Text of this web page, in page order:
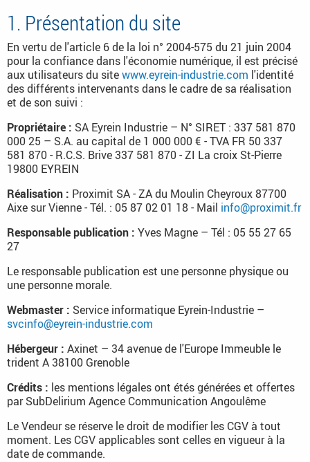
1. Présentation du site
En vertu de l'article 6 de la loi n° 2004-575 du 21 juin 2004
pour la confiance dans l'économie numérique, il est précisé
aux utilisateurs du sitewww.eyrein-industrie.com l'identité
des différents intervenants dans le cadre de sa réalisation
et de son suivi :
Propriétaire : SA Eyrein Industrie – N° SIRET : 337 581 870
000 25 – S.A. au capital de 1 000 000 € - TVA FR 50 337
581 870 - R.C.S. Brive 337 581 870 - ZI La croix St-Pierre
19800 EYREIN
Réalisation : Proximit SA - ZA du Moulin Cheyroux 87700
Aixe sur Vienne - Tél. : 05 87 02 01 18 - Mail info@proximit.fr
Responsable publication : Yves Magne – Tél : 05 55 27 65
27
Le responsable publication est une personne physique ou
une personne morale.
Webmaster : Service informatique Eyrein-Industrie –
svcinfo@eyrein-industrie.com
Hébergeur : Axinet – 34 avenue de l'Europe Immeuble le
trident A 38100 Grenoble
Crédits : les mentions légales ont étés générées et offertes
par SubDelirium Agence Communication Angoulême
Le Vendeur se réserve le droit de modifier les CGV à tout
moment. Les CGV applicables sont celles en vigueur à la
date de commande.